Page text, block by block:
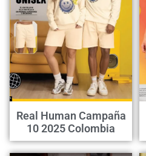
Real Human Campaña
10 2025 Colombia